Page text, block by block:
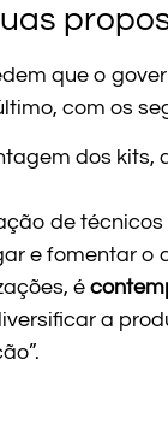
que o
com os
dos
de
e fomentar o
é
a